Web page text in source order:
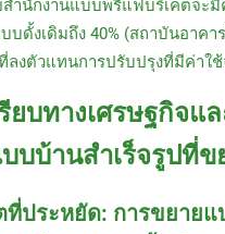
สำนักงานแบบพรีแฟบริเคตจะมี
บดั้งเดิมถึง 40% (สถาบันอาคา
ลงตัวแทนการปรับปรุงที่มีค่าใ
ยบทางเศรษฐกิจแ
บบ้านสำเร็จรูปที่ข
ที่ประหยัด: การขยาย